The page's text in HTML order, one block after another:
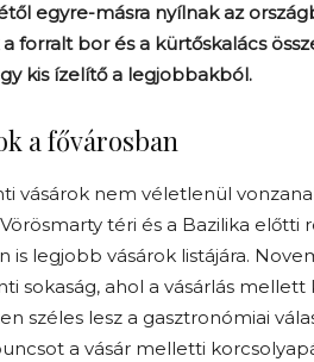
egyre-másra nyílnak az
forralt bor és a kürtőskalács
kis ízelítő a legjobbakból.
a fővárosban
vásárok nem véletlenül
téri és a Bazilika előtti
is legjobb vásárok listájára.
sokaság, ahol a vásárlás
széles lesz a gasztronómiai
a vásár melletti